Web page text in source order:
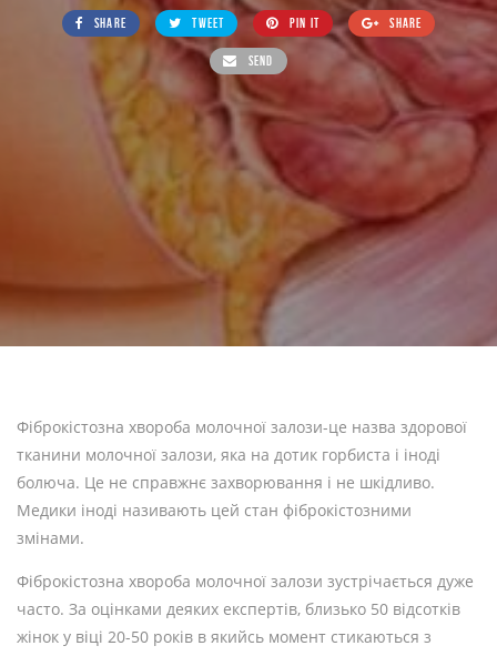
SHARE TWEET PIN IT SHARE
SEND
lifeinlove.com Без категорії>
Що таке фіброкістозна
хвороба молочної залози?
Фіброкістозна хвороба молочної залози-це назва здорової
тканини молочної залози, яка на дотик горбиста і іноді
болюча. Це не справжнє захворювання і не шкідливо.
Медики іноді називають цей стан фіброкістозними
змінами.
Фіброкістозна хвороба молочної залози зустрічається дуже
часто. За оцінками деяких експертів, близько 50 відсотків
жінок у віці 20-50 років в якийсь момент стикаються з